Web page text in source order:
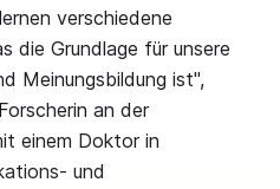
verschiedene
die Grundlage für unsere
Meinungsbildung ist",
an der
einem Doktor in
und